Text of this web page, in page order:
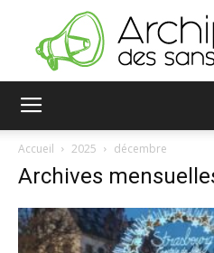
Accueil 2025 décembre
Archives